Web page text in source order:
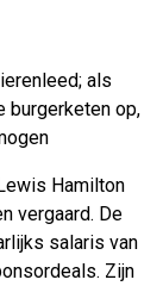
als
burgerketen op,
Hamilton
vergaard. De
salaris van
Zijn